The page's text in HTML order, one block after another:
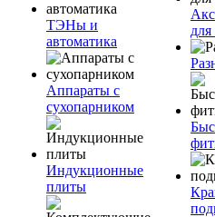
ТЭНы и
автоматика
Аппараты с
сухопарником
Индукционные
плиты
для